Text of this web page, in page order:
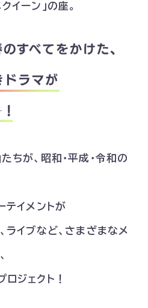
イーン」の座。
ちが、昭和・平成・令和の
テイメントが
ライブなど、さまざまなメ
ロジェクト！